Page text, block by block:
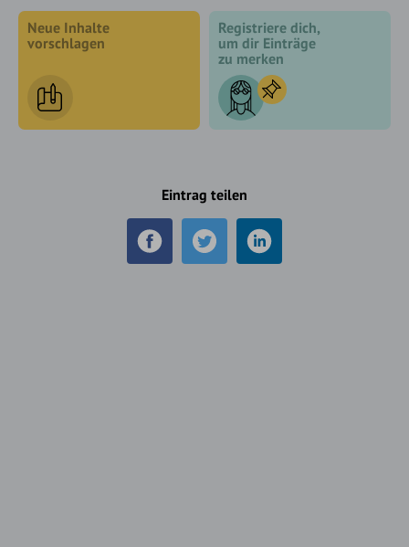
Neue Inhalte
vorschlagen
Registriere dich,
um dir Einträge
zu merken
Eintrag teilen